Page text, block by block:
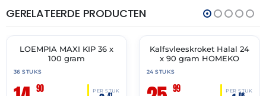
GERELATEERDE PRODUCTEN
🔥 OP=OP
THT:
19-
LOEMPIA MAXI KIP 36 x
100 gram
36 STUKS
90 PER STUK
✓ VAST ASSORTIMENT
Kalfsvleeskroket Halal 24
x 90 gram HOMEKO
24 STUKS
99 PER STUK